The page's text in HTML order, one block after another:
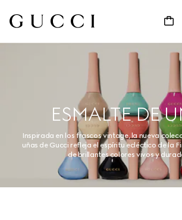
ESMALTE DE
Inspirada en los frascos vintage, la nueva
uñas de Gucci refleja el espíritu ecléctico de la
de brillantes colores vivos y